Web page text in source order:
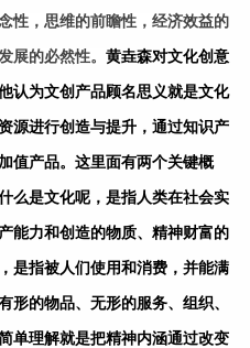
性，思维的前瞻性，经济效益的
展的必然性。 黄垚森对文化创意
认为文创产品顾名思义就是文化
源进行创造与提升，通过知识产
值产品。这里面有两个关键概
么是文化呢，是指人类在社会实
能力和创造的物质、精神财富的
是指被人们使用和消费，并能满
形的物品、无形的服务、组织、
单理解就是把精神内涵通过改变